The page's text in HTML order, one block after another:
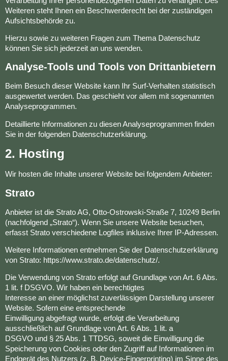
Weiteren steht Ihnen ein Beschwerderecht bei der zuständigen
Aufsichtsbehörde zu.
Hierzu sowie zu weiteren Fragen zum Thema Datenschutz
können Sie sich jederzeit an uns wenden.
Analyse-Tools und Tools von Drittanbietern
Beim Besuch dieser Website kann Ihr Surf-Verhalten statistisch
ausgewertet werden. Das geschieht vor allem mit sogenannten
Analyseprogrammen.
Detaillierte Informationen zu diesen Analyseprogrammen finden
Sie in der folgenden Datenschutzerklärung.
2. Hosting
Wir hosten die Inhalte unserer Website bei folgendem Anbieter:
Strato
Anbieter ist die Strato AG, Otto-Ostrowski-Straße 7, 10249 Berlin
(nachfolgend „Strato“). Wenn Sie unsere Website besuchen,
erfasst Strato verschiedene Logfiles inklusive Ihrer IP-Adressen.
Weitere Informationen entnehmen Sie der Datenschutzerklärung
von Strato: https://www.strato.de/datenschutz/.
Die Verwendung von Strato erfolgt auf Grundlage von Art. 6 Abs.
1 lit. f DSGVO. Wir haben ein berechtigtes
Interesse an einer möglichst zuverlässigen Darstellung unserer
Website. Sofern eine entsprechende
Einwilligung abgefragt wurde, erfolgt die Verarbeitung
ausschließlich auf Grundlage von Art. 6 Abs. 1 lit. a
DSGVO und § 25 Abs. 1 TTDSG, soweit die Einwilligung die
Speicherung von Cookies oder den Zugriff auf Informationen im
Endgerät des Nutzers (z. B. Device-Fingerprinting) im Sinne des